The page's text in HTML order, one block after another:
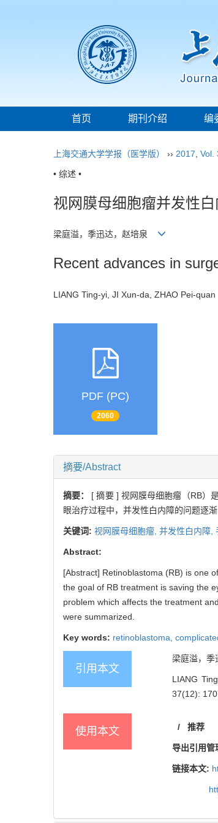
首页 期刊介绍 编
上海交通大学学报（医学版） ›› 2017 Vol.
• 综述 •
视网膜母细胞瘤并发性
梁庭溢，季迅达，赵培泉
Recent advances in
LIANG Ting-yi, JI Xun-da, ZHAO Pei-
PDF (PC)
2060
摘要/Abstract
摘要： [ 摘要 ] 视网膜母细胞瘤（RB）
眼治疗过程中，并发性白内障的问题逐
关键词: 视网膜母细胞瘤, 并发性白内障,
Abstract:
[Abstract] Retinoblastoma (RB) is one
the goal of RB treatment is saving the
problem which affects the treatment
were summarized.
Key words: retinoblastoma,
引用本文
梁庭溢，季
LIANG
37(12):
使用本文 / 推荐
导出引用管
链接本文: